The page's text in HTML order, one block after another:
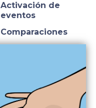
Activación de
eventos
Comparaciones